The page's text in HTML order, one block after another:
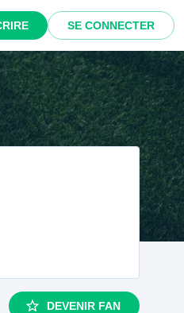
SE CONNECTER
DEVENIR FAN